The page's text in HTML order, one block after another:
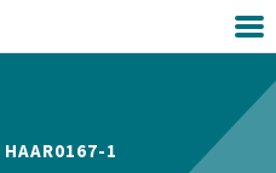
HAAR0167-1